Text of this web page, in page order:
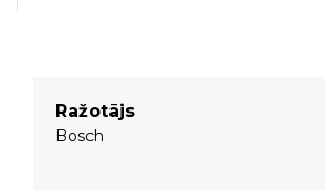
Ražotājs
Bosch